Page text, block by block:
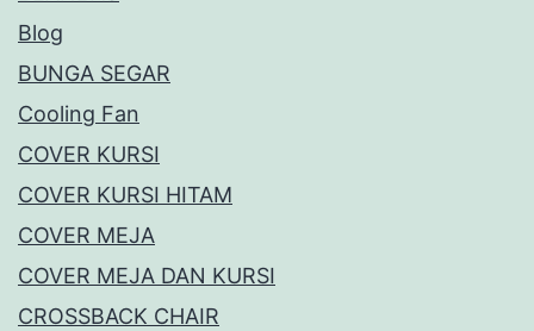
Blog
BUNGA SEGAR
Cooling Fan
COVER KURSI
COVER KURSI HITAM
COVER MEJA
COVER MEJA DAN KURSI
CROSSBACK CHAIR